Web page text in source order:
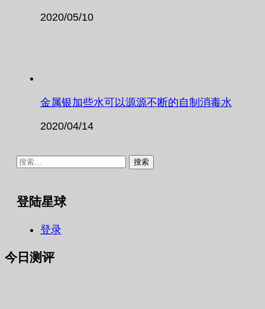
2020/05/10
金属银加些水可以源源不断的自制消毒水
2020/04/14
搜
登陆星球
登录
今日测评